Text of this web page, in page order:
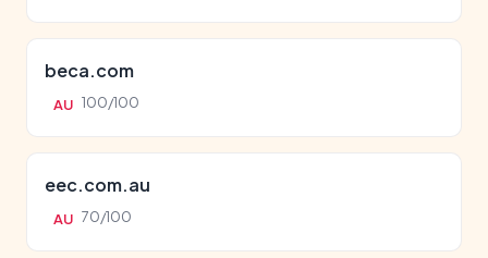
beca.com
AU 100/100
eec.com.au
AU 70/100